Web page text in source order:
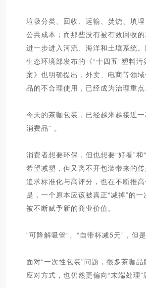
垃圾分类、回收、运输、焚烧、填
公共成本；而那些没有被有效回收
进一步进入河流、海洋和土壤系统
生态环境部发布的《“十四五”塑料
案》也明确提出，外卖、电商等领
品的不合理使用，已经成为治理重点
今天的茶咖包装，已经越来越接近
消费品” 。
消费者想要环保，但也想要“好看”和
希望减塑，但又离不开包装带来的
追求标准化与高评分，也在不断推
是，一个原本应该被真正“减掉”的
被不断赋予新的商业价值。
"可降解吸管“、“自带杯减5元”，但
面对“一次性包装”问题，很多茶咖
应对方式，也仍然更偏向“末端处理”